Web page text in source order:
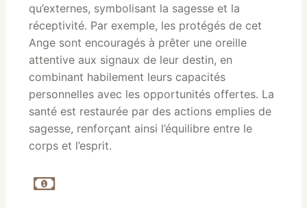
qu’externes, symbolisant la sagesse et la
réceptivité. Par exemple, les protégés de cet
Ange sont encouragés à prêter une oreille
attentive aux signaux de leur destin, en
combinant habilement leurs capacités
personnelles avec les opportunités offertes. La
santé est restaurée par des actions emplies de
sagesse, renforçant ainsi l’équilibre entre le
corps et l’esprit.